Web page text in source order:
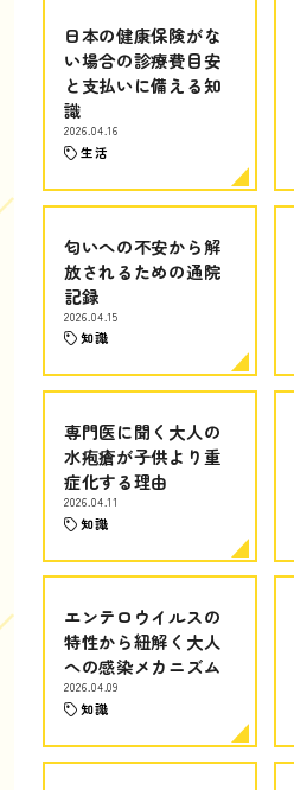
日本の健康保険がな
い場合の診療費目安
と支払いに備える知
識
2026.04.16
生活
匂いへの不安から解
放されるための通院
記録
2026.04.15
知識
専門医に聞く大人の
水疱瘡が子供より重
症化する理由
2026.04.11
知識
エンテロウイルスの
特性から紐解く大人
への感染メカニズム
2026.04.09
知識